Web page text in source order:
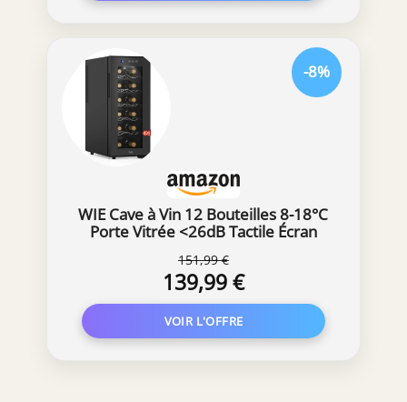
WIE Cave à Vin 12 Bouteilles 8-18°C
Porte Vitrée <26dB Tactile Écran
151,99 €
139,99 €
-8%